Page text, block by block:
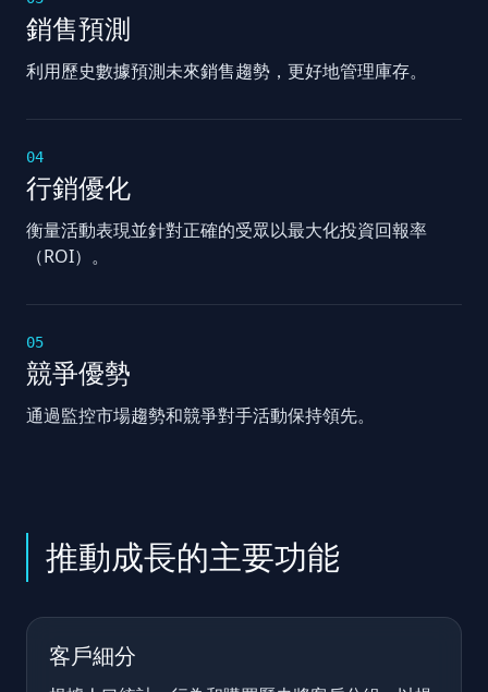
銷售預測
利用歷史數據預測未來銷售趨勢，更好地管理庫存。
04
行銷優化
衡量活動表現並針對正確的受眾以最大化投資回報率
（ROI）。
05
競爭優勢
通過監控市場趨勢和競爭對手活動保持領先。
推動成長的主要功能
客戶細分